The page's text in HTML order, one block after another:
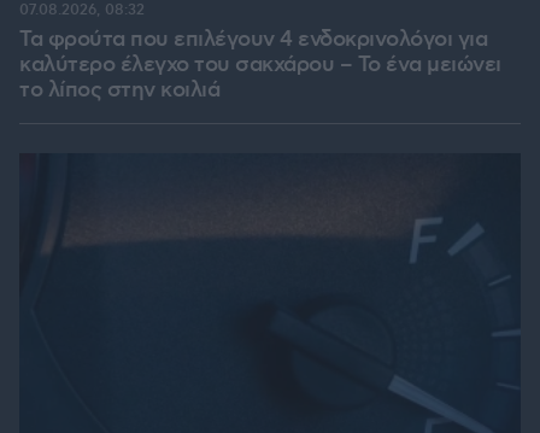
Τα φρούτα που επιλέγουν 4 ενδοκρινολόγοι για
καλύτερο έλεγχο του σακχάρου – Το ένα μειώνει
το λίπος στην κοιλιά
07.08.2026, 08:32